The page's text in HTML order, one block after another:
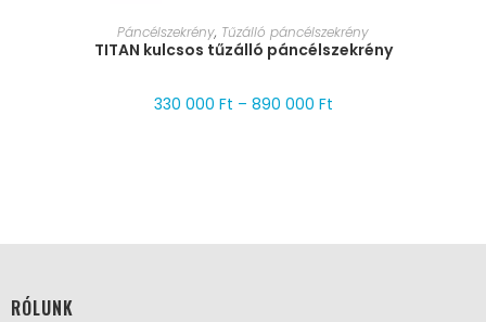
MÉRET VÁLASZTÁSA
Páncélszekrény, Tűzálló páncélszekrény
TITAN kulcsos tűzálló páncélszekrény
330 000 Ft – 890 000 Ft
RÓLUNK